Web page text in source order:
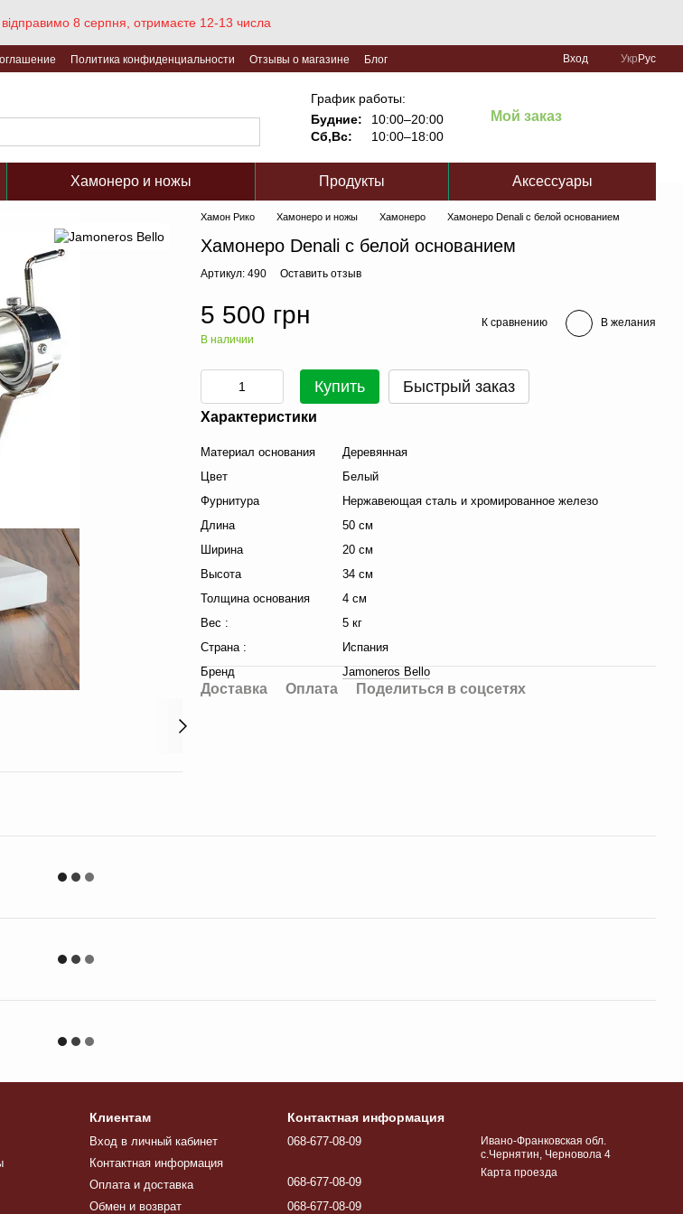
8 серпня, отримаєте 12-13 числа
Политика конфиденциальности Отзывы о магазине Блог Вход Укр Рус
График работы:
Будние:
10:00–20:00
Сб,Вс:
10:00–18:00
Мой заказ
Хамонеро и ножы Продукты Аксессуары
Хамон Рико Хамонеро и ножы Хамонеро Хамонеро Denali с белой основанием
Хамонеро Denali с белой основанием
Артикул: 490 Оставить отзыв
5 500 грн
В наличии
К сравнению В желания
Купить Быстрый заказ
Характеристики
Материал основания
Деревянная
Цвет
Белый
Фурнитура
Нержавеющая сталь и хромированное железо
Длина
50 см
Ширина
20 см
Высота
34 см
Толщина основания
4 см
Вес :
5 кг
Страна :
Испания
Бренд
Jamoneros Bello
Доставка Оплата Поделиться в соцсетях
Клиентам
Вход в личный кабинет
Контактная информация
Оплата и доставка
Обмен и возврат
Контактная информация
068-677-08-09
068-677-08-09
068-677-08-09
Ивано-Франковская обл.
с.Чернятин, Черновола 4
Карта проезда